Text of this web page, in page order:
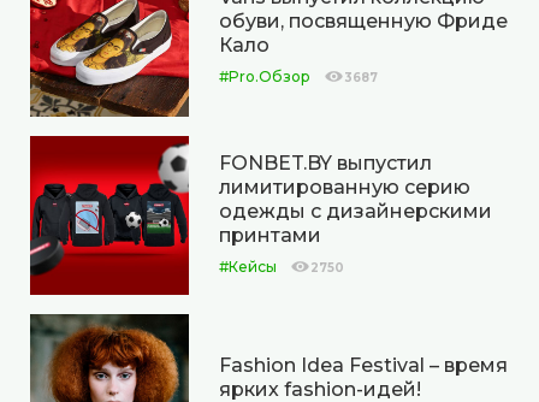
обуви, посвященную Фриде
Кало
#Pro.Обзор 3687
FONBET.BY выпустил
лимитированную серию
одежды с дизайнерскими
принтами
#Кейсы 2750
Fashion Idea Festival – время
ярких fashion-идей!